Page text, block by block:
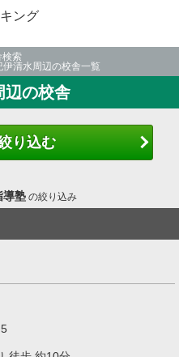
ング
検索
伊清水周辺の校舎一覧
辺の校舎
り込む
導塾の絞り込み